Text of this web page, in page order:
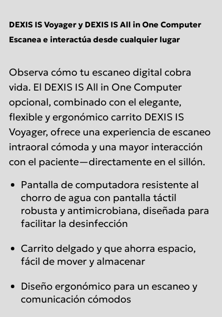
DEXIS IS Voyager y DEXIS IS All in One Computer
Escanea e interactúa desde cualquier lugar
Observa cómo tu escaneo digital cobra
vida. El DEXIS IS All in One Computer
opcional, combinado con el elegante,
flexible y ergonómico carrito DEXIS IS
Voyager, ofrece una experiencia de escaneo
intraoral cómoda y una mayor interacción
con el paciente—directamente en el sillón.
Pantalla de computadora resistente al
chorro de agua con pantalla táctil
robusta y antimicrobiana, diseñada para
facilitar la desinfección
Carrito delgado y que ahorra espacio,
fácil de mover y almacenar
Diseño ergonómico para un escaneo y
comunicación cómodos